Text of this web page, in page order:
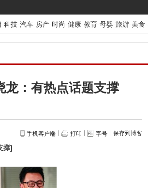
-科技-汽车-房产-时尚-健康-教育-母婴-旅游-美食-
龙：有热点话题支撑
手机客户端 打印 字号 保存到博客
撑]